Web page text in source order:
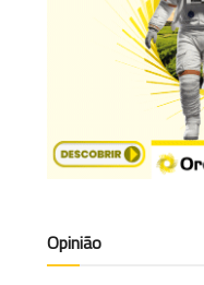
Opinião